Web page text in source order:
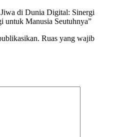
di Dunia Digital: Sinergi
untuk Manusia Seutuhnya”
Ruas yang wajib